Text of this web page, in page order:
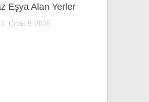
Eşya Alan Yerler
Ocak 8, 2025